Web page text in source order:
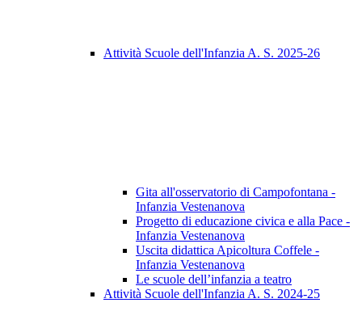
Attività Scuole dell'Infanzia A. S. 2025-26
Gita all'osservatorio di Campofontana -
Infanzia Vestenanova
Progetto di educazione civica e alla Pace -
Infanzia Vestenanova
Uscita didattica Apicoltura Coffele -
Infanzia Vestenanova
Le scuole dell’infanzia a teatro
Attività Scuole dell'Infanzia A. S. 2024-25